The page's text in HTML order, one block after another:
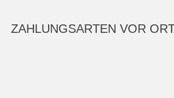
ZAHLUNGSARTEN VOR